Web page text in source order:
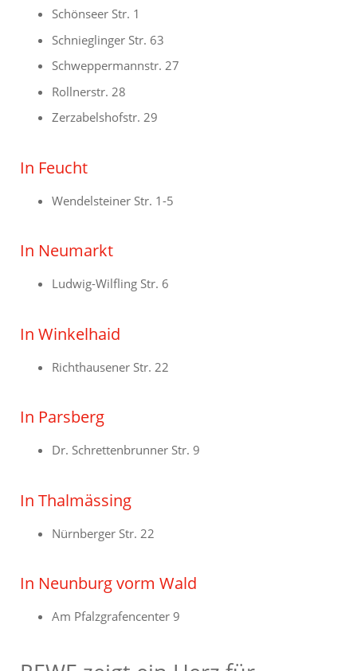
Schönseer Str. 1
Schnieglinger Str. 63
Schweppermannstr. 27
Rollnerstr. 28
Zerzabelshofstr. 29
In Feucht
Wendelsteiner Str. 1-5
In Neumarkt
Ludwig-Wilfling Str. 6
In Winkelhaid
Richthausener Str. 22
In Parsberg
Dr. Schrettenbrunner Str. 9
In Thalmässing
Nürnberger Str. 22
In Neunburg vorm Wald
Am Pfalzgrafencenter 9